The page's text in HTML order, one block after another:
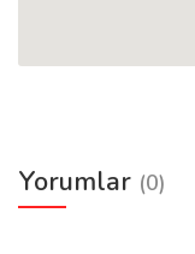
Yorumlar (0)